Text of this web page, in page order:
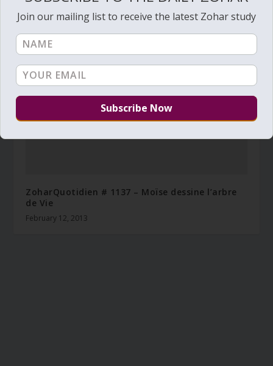
November 5, 2012
ZoharQuotidien # 1137 – Moïse dessine l’arbre
de Vie
February 12, 2013
Join our mailing list to receive the latest Zohar study